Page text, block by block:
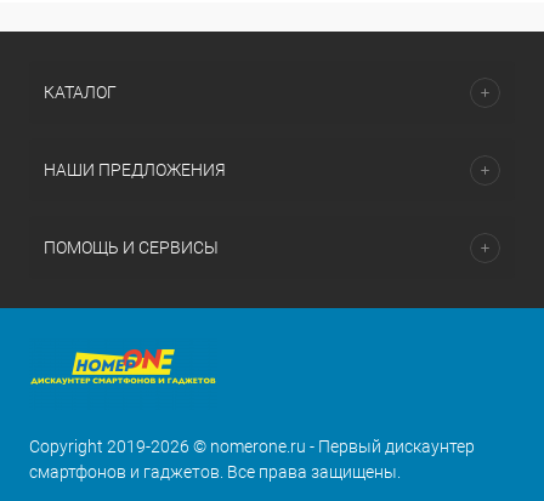
КАТАЛОГ
НАШИ ПРЕДЛОЖЕНИЯ
ПОМОЩЬ И СЕРВИСЫ
Copyright 2019-2026 © nomerone.ru - Первый дискаунтер
смартфонов и гаджетов. Все права защищены.